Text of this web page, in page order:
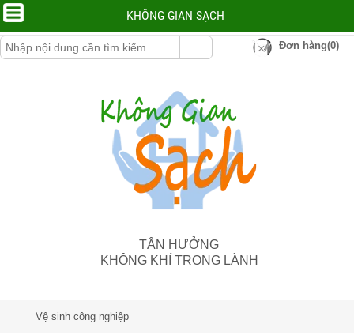
KHÔNG GIAN SẠCH
Đơn hàng(0)
TẬN HƯỞNG
KHÔNG KHÍ TRONG LÀNH
Vệ sinh công nghiệp